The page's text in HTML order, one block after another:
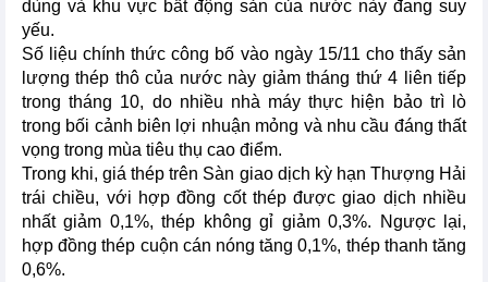
dùng và khu vực bất động sản của nước này đang suy
yếu.
Số liệu chính thức công bố vào ngày 15/11 cho thấy sản
lượng thép thô của nước này giảm tháng thứ 4 liên tiếp
trong tháng 10, do nhiều nhà máy thực hiện bảo trì lò
trong bối cảnh biên lợi nhuận mỏng và nhu cầu đáng thất
vọng trong mùa tiêu thụ cao điểm.
Trong khi, giá thép trên Sàn giao dịch kỳ hạn Thượng Hải
trái chiều, với hợp đồng cốt thép được giao dịch nhiều
nhất giảm 0,1%, thép không gỉ giảm 0,3%. Ngược lại,
hợp đồng thép cuộn cán nóng tăng 0,1%, thép thanh tăng
0,6%.